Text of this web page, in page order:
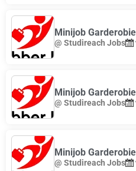
Minijob
@ Studireach Jobs
Minijob
@ Studireach Jobs
Minijob
@ Studireach Jobs